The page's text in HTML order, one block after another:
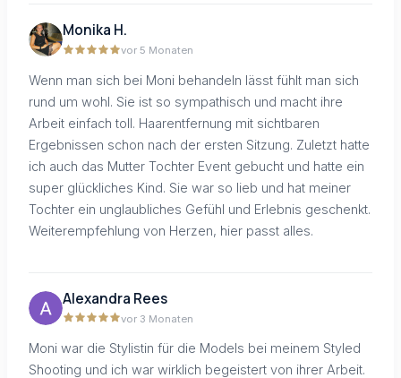
Monika H.
vor 5 Monaten
Wenn man sich bei Moni behandeln lässt fühlt man sich
rund um wohl. Sie ist so sympathisch und macht ihre
Arbeit einfach toll. Haarentfernung mit sichtbaren
Ergebnissen schon nach der ersten Sitzung. Zuletzt hatte
ich auch das Mutter Tochter Event gebucht und hatte ein
super glückliches Kind. Sie war so lieb und hat meiner
Tochter ein unglaubliches Gefühl und Erlebnis geschenkt.
Weiterempfehlung von Herzen, hier passt alles.
Alexandra Rees
vor 3 Monaten
Moni war die Stylistin für die Models bei meinem Styled
Shooting und ich war wirklich begeistert von ihrer Arbeit.